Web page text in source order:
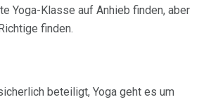
Yoga-Klasse auf Anhieb finden, aber
finden.
beteiligt, Yoga geht es um